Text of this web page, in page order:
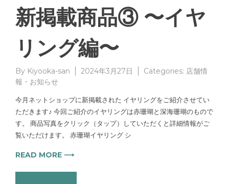
新掲載商品③ 〜イヤ
リング編〜
By Kiyooka-san 2024年3月27日 Categories: 店舗情
報・お知らせ
今月ネットショップに新掲載された イヤリングをご紹介させてい
ただきます♪ 今回ご紹介のイヤリングは赤珊瑚と深海珊瑚のもので
す。 商品写真をクリック（タップ）していただくと詳細情報がご
覧いただけます。 赤珊瑚イヤリング シ
READ MORE ⟶